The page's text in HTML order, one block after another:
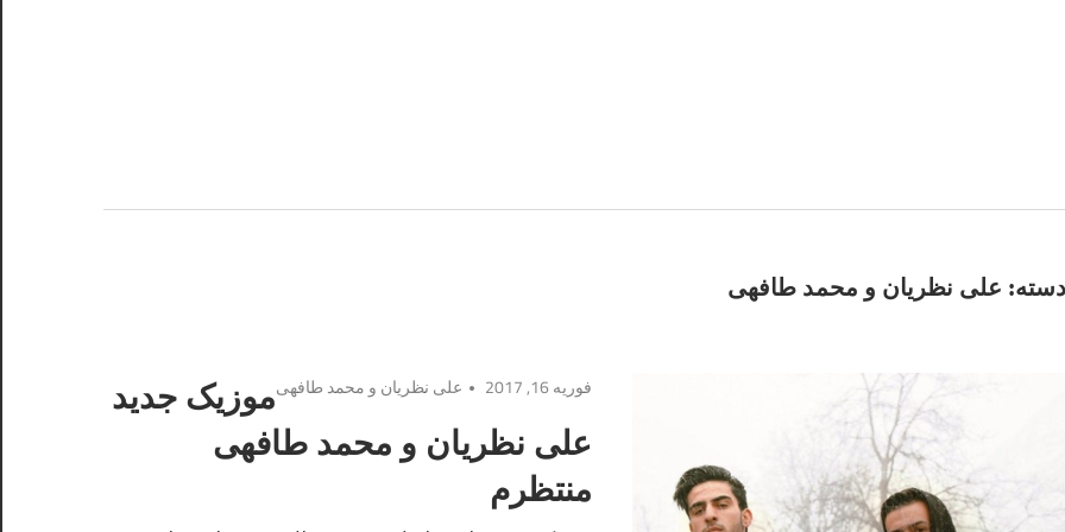
دسته: علی نظریان و محمد طافهی
فوریه 16, 2017 علی نظریان و محمد طافهیموزیک جدید
علی نظریان و محمد طافهی
منتظرم